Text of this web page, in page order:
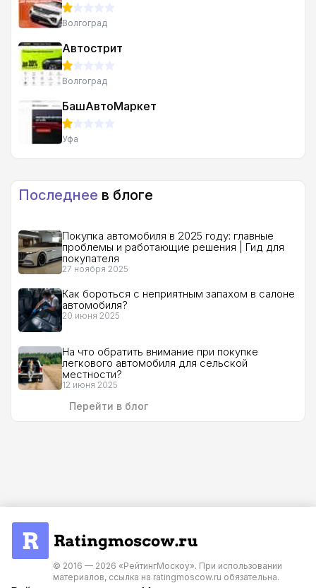
Волгоград
Автострит
Волгоград
БашАвтоМаркет
Уфа
Последнее в блоге
Покупка автомобиля в 2025 году: главные
проблемы и работающие решения | Гид для
покупателя
27 ноября 2025
Как бороться с неприятным запахом в салоне
автомобиля?
20 июня 2025
На что обратить внимание при покупке
легкового автомобиля для сельской
местности?
12 июня 2025
Перейти в блог
© 2016 — 2026 «РейтингМоскоу». При использовании
материалов, ссылка на ratingmoscow.ru обязательна.